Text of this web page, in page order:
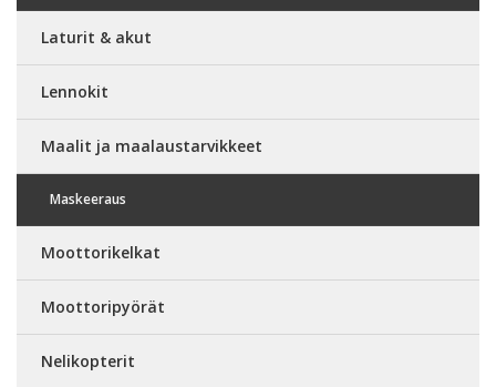
Laturit & akut
Lennokit
Maalit ja maalaustarvikkeet
Maskeeraus
Moottorikelkat
Moottoripyörät
Nelikopterit